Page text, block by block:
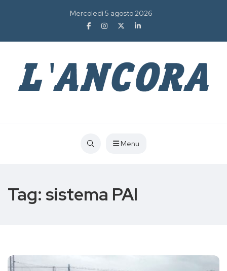
Mercoledì 5 agosto 2026
Menu
Tag: sistema PAI